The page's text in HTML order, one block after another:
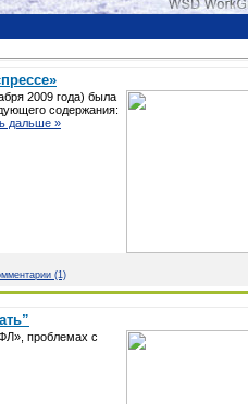
2009 года) была
содержания:
дальше »
(1)
проблемах с